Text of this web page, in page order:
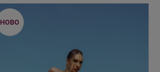
НОВО